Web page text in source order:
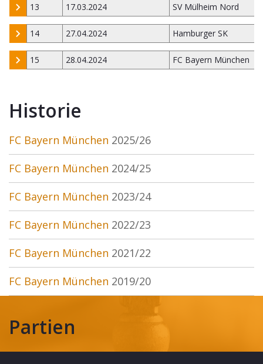
13 17.03.2024 SV Mülheim Nord
14 27.04.2024 Hamburger SK
15 28.04.2024 FC Bayern München
Historie
FC Bayern München 2025/26
FC Bayern München 2024/25
FC Bayern München 2023/24
FC Bayern München 2022/23
FC Bayern München 2021/22
FC Bayern München 2019/20
Partien